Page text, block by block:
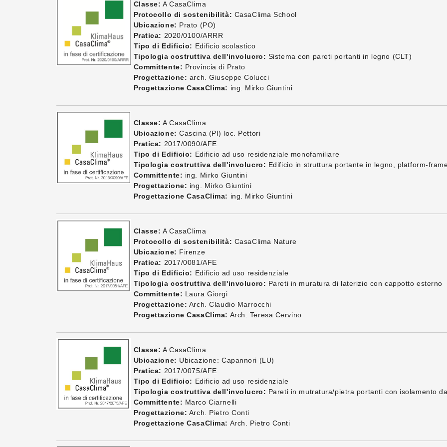
Classe: A CasaClima
Protocollo di sostenibilità: CasaClima School
Ubicazione: Prato (PO)
Pratica: 2020/0100/ARRR
Tipo di Edificio: Edificio scolastico
Tipologia costruttiva dell'involucro: Sistema con pareti portanti in legno (CLT)
Committente: Provincia di Prato
Progettazione: arch. Giuseppe Colucci
Progettazione CasaClima: ing. Mirko Giuntini
Classe: A CasaClima
Ubicazione: Cascina (PI) loc. Pettori
Pratica: 2017/0090/AFE
Tipo di Edificio: Edificio ad uso residenziale monofamiliare
Tipologia costruttiva dell'involucro: Edificio in struttura portante in legno, platform-
Committente: ing. Mirko Giuntini
Progettazione: ing. Mirko Giuntini
Progettazione CasaClima: ing. Mirko Giuntini
Classe: A CasaClima
Protocollo di sostenibilità: CasaClima Nature
Ubicazione: Firenze
Pratica: 2017/0081/AFE
Tipo di Edificio: Edificio ad uso residenziale
Tipologia costruttiva dell'involucro: Pareti in muratura di laterizio con cappotto esterno
Committente: Laura Giorgi
Progettazione: Arch. Claudio Marrocchi
Progettazione CasaClima: Arch. Teresa Cervino
Classe: A CasaClima
Ubicazione: Ubicazione: Capannori (LU)
Pratica: 2017/0075/AFE
Tipo di Edificio: Edificio ad uso residenziale
Tipologia costruttiva dell'involucro: Pareti in mutratura/pietra portanti con isolamento
Committente: Marco Ciarnelli
Progettazione: Arch. Pietro Conti
Progettazione CasaClima: Arch. Pietro Conti